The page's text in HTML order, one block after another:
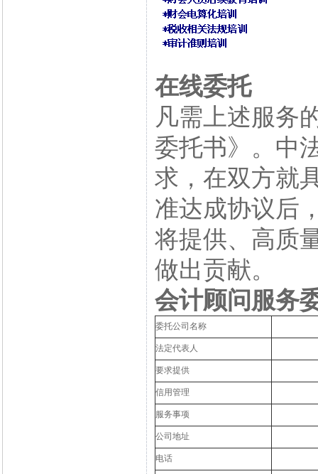
在线委托
凡需上述服务
委托书》。中
求，在双方就
准达成协议后
将提供、高质
做出贡献。
会计顾问服务
委托公司名称
法定代表人
要求提供
信用管理
服务事项
公司地址
电话